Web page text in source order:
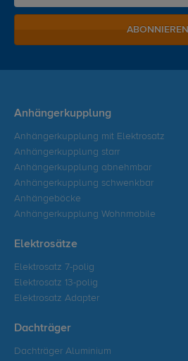
ABONNIEREN
Anhängerkupplung
Anhängerkupplung mit Elektrosatz
Anhängerkupplung starr
Anhängerkupplung abnehmbar
Anhängerkupplung schwenkbar
Anhängeböcke
Anhängerkupplung Wohnmobile
Elektrosätze
Elektrosatz 7-polig
Elektrosatz 13-polig
Elektrosatz Adapter
Dachträger
Dachträger Aluminium